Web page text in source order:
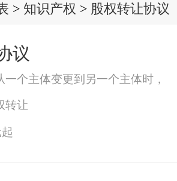
> 知识产权 > 股权转让协议
议
一个主体变更到另一个主体时，
转让